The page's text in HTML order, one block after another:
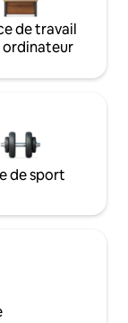
de travail
ordinateur
de sport